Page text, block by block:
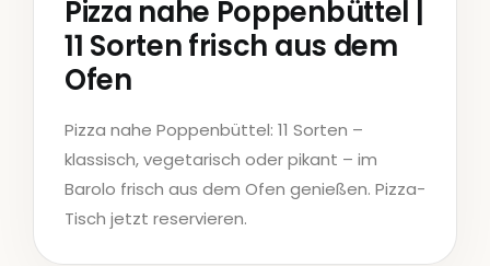
Pizza nahe Poppenbüttel |
11 Sorten frisch aus dem
Ofen
Pizza nahe Poppenbüttel: 11 Sorten –
klassisch, vegetarisch oder pikant – im
Barolo frisch aus dem Ofen genießen. Pizza-
Tisch jetzt reservieren.